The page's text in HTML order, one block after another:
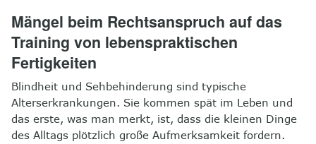
Mängel beim Rechtsanspruch auf das
Training von lebenspraktischen
Fertigkeiten
Blindheit und Sehbehinderung sind typische
Alterserkrankungen. Sie kommen spät im Leben und
das erste, was man merkt, ist, dass die kleinen Dinge
des Alltags plötzlich große Aufmerksamkeit fordern.